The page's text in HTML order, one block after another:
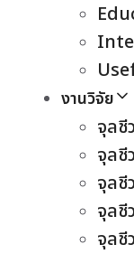
งานวิจัย
จุลชี
จุลชี
จุลชี
จุลชี
จุลชี